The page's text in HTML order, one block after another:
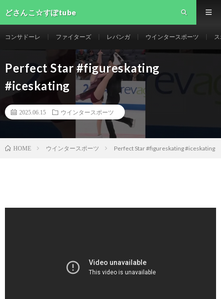
どさんこ☆すぽtube
コンサドーレ ファイターズ レバンガ ウインタースポーツ
Perfect Star #figureskating
#iceskating
2025.06.15 ウインタースポーツ
HOME ウインタースポーツ Perfect Star #figureskating #iceskating